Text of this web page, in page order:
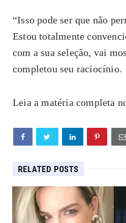
“Isso pode ser que não
Estou totalmente
com a sua seleção, vai
completou seu raciocínio.
Leia a matéria completa
RELATED POSTS